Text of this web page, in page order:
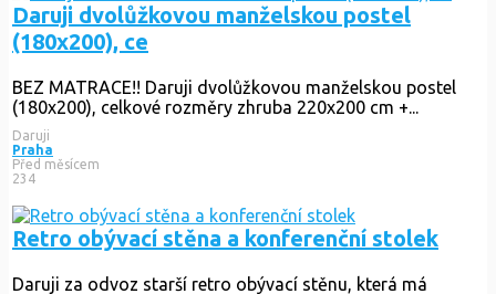
Daruji dvolůžkovou manželskou postel
(180x200), ce
BEZ MATRACE!! Daruji dvolůžkovou manželskou postel
(180x200), celkové rozměry zhruba 220x200 cm +...
Daruji
Praha
Před měsícem
234
Retro obývací stěna a konferenční stolek
Daruji za odvoz starší retro obývací stěnu, která má